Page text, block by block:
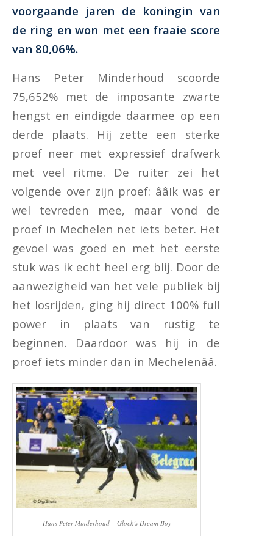
voorgaande jaren de koningin van
de ring en won met een fraaie score
van 80,06%.
Hans Peter Minderhoud scoorde
75,652% met de imposante zwarte
hengst en eindigde daarmee op een
derde plaats. Hij zette een sterke
proef neer met expressief drafwerk
met veel ritme. De ruiter zei het
volgende over zijn proef: ââIk was er
wel tevreden mee, maar vond de
proef in Mechelen net iets beter. Het
gevoel was goed en met het eerste
stuk was ik echt heel erg blij. Door de
aanwezigheid van het vele publiek bij
het losrijden, ging hij direct 100% full
power in plaats van rustig te
beginnen. Daardoor was hij in de
proef iets minder dan in Mechelenââ.
Hans Peter Minderhoud – Glock’s Dream Boy